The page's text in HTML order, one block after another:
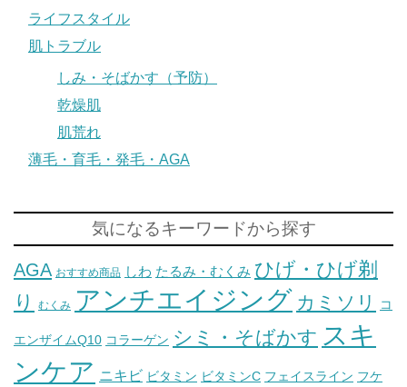
ライフスタイル
肌トラブル
しみ・そばかす（予防）
乾燥肌
肌荒れ
薄毛・育毛・発毛・AGA
気になるキーワードから探す
AGA おすすめ商品 しわ たるみ・むくみ ひげ・ひげ剃
り
むくみ アンチエイジング カミソリ コ
エンザイムQ10 コラーゲン シミ・そばかす スキ
ンケア ニキビ ビタミン ビタミンC フェイスライン フケ